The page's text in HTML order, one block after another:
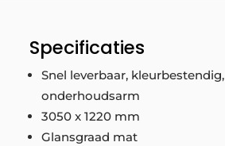
Specificaties
Snel leverbaar, kleurbestendig,
onderhoudsarm
3050 x 1220 mm
Glansgraad mat